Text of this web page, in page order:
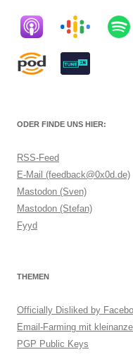
ODER FINDE UNS HIER:
RSS-Feed
E-Mail (feedback@0x0d.de)
Mastodon (Sven)
Mastodon (Stefan)
Fyyd
THEMEN
Officially Disliked by
Email-Farming mit
PGP Public Keys